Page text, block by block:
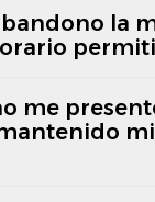
la
me